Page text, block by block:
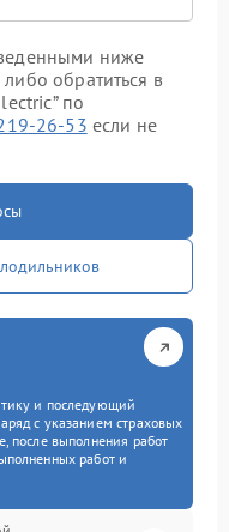
ниже
обратиться в
по
26-53 если не
и последующий
с указанием страховых
после выполнения работ
работ и